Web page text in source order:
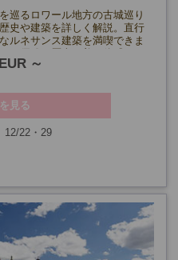
巡るロワール地方の古城巡り
史や建築を詳しく解説。直行
ルネサンス建築を満喫できま
見る
12/22・29